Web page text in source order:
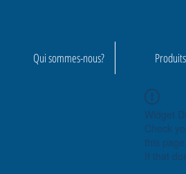
Qui sommes-nous?
Widget
Check
this page.
If that